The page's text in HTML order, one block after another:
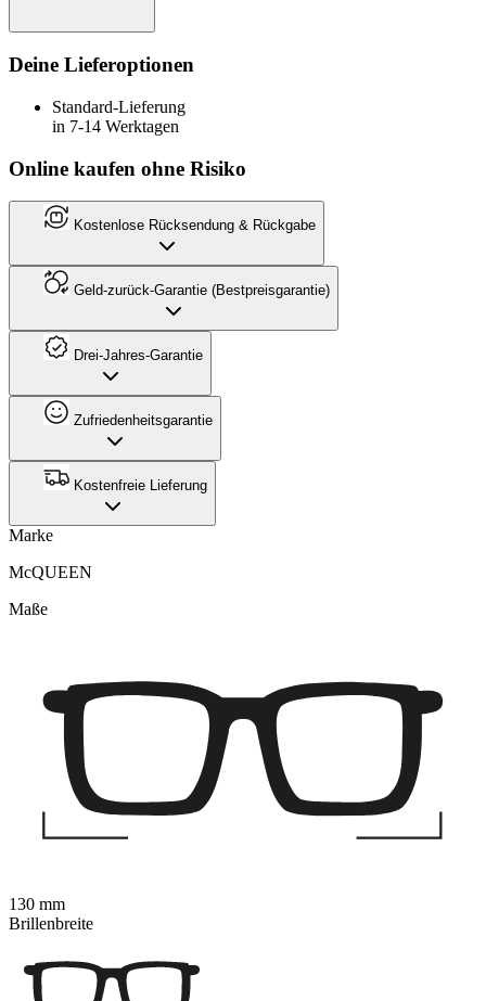
Deine Lieferoptionen
Standard-Lieferung
in 7-14 Werktagen
Online kaufen ohne Risiko
Kostenlose Rücksendung & Rückgabe
Geld-zurück-Garantie (Bestpreisgarantie)
Drei-Jahres-Garantie
Zufriedenheitsgarantie
Kostenfreie Lieferung
Marke
McQUEEN
Maße
130 mm
Brillenbreite